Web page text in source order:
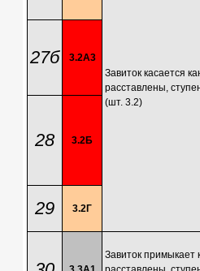
Завиток касается
расставлены,
(шт. 3.2)
27б 3.2А3
28 3.2Б
29 3.2Г
Завиток примыкает